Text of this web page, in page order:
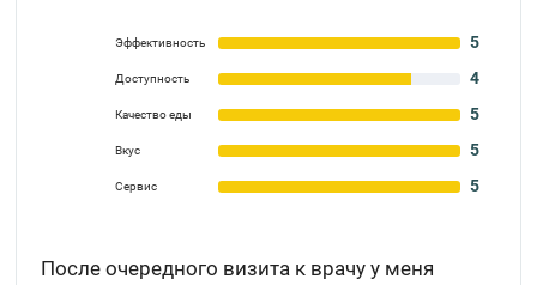
Эффективность 5
Доступность 4
Качество еды 5
Вкус 5
Сервис 5
После очередного визита к врачу у меня